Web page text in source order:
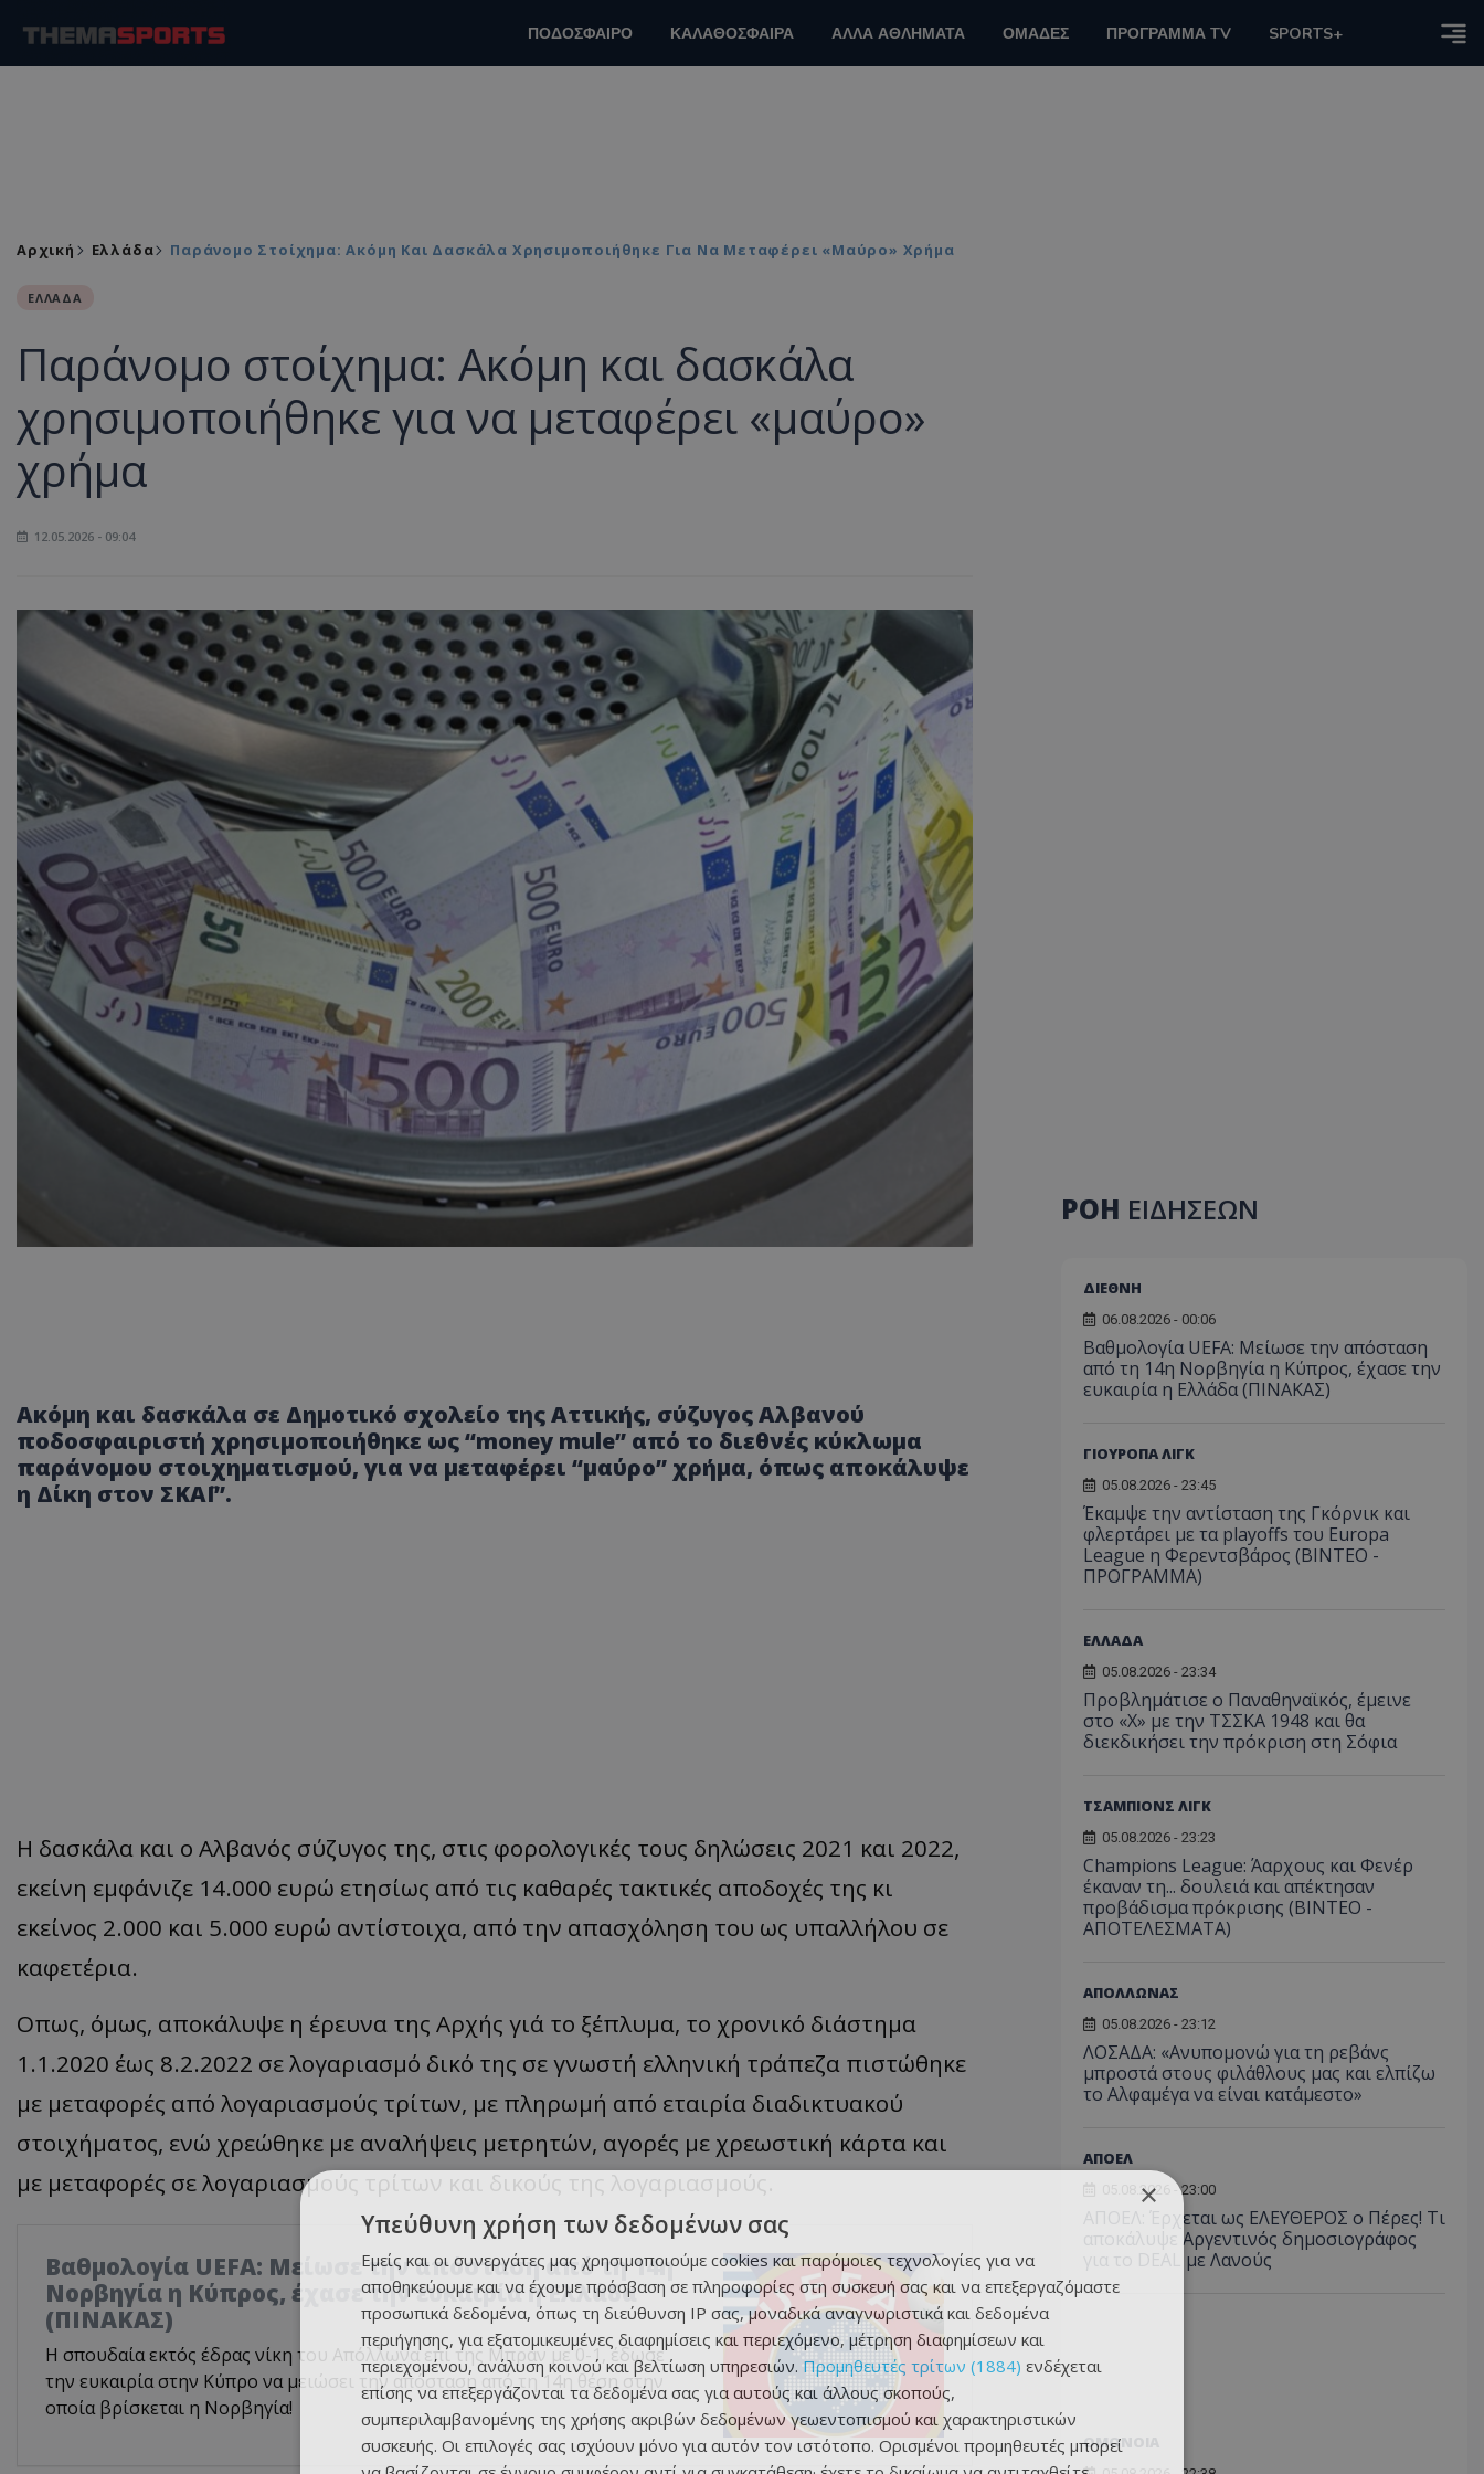
ΠΟΔΟΣΦΑΙΡΟ ΚΑΛΑΘΟΣΦΑΙΡΑ ΑΛΛΑ ΑΘΛΗΜΑΤΑ ΟΜΑΔΕΣ ΠΡΟΓΡΑΜΜΑ TV SPORTS+
Αρχική Ελλάδα Παράνομο Στοίχημα: Ακόμη Και Δασκάλα Χρησιμοποιήθηκε Για Να Μεταφέρει «μαύρο» Χρήμα
ΕΛΛΑΔΑ
Παράνομο στοίχημα: Ακόμη και δασκάλα
χρησιμοποιήθηκε για να μεταφέρει «μαύρο»
χρήμα
12.05.2026 - 09:04
Ακόμη και δασκάλα σε Δημοτικό σχολείο της Αττικής, σύζυγος Αλβανού
ποδοσφαιριστή χρησιμοποιήθηκε ως “money mule” από το διεθνές κύκλωμα
παράνομου στοιχηματισμού, για να μεταφέρει “μαύρο” χρήμα, όπως αποκάλυψε
η Δίκη στον ΣΚΑΪ”.
Η δασκάλα και ο Αλβανός σύζυγος της, στις φορολογικές τους δηλώσεις 2021 και 2022,
εκείνη εμφάνιζε 14.000 ευρώ ετησίως από τις καθαρές τακτικές αποδοχές της κι
εκείνος 2.000 και 5.000 ευρώ αντίστοιχα, από την απασχόληση του ως υπαλλήλου σε
καφετέρια.
Οπως, όμως, αποκάλυψε η έρευνα της Αρχής γιά το ξέπλυμα, το χρονικό διάστημα
1.1.2020 έως 8.2.2022 σε λογαριασμό δικό της σε γνωστή ελληνική τράπεζα πιστώθηκε
με μεταφορές από λογαριασμούς τρίτων, με πληρωμή από εταιρία διαδικτυακού
στοιχήματος, ενώ χρεώθηκε με αναλήψεις μετρητών, αγορές με χρεωστική κάρτα και
με μεταφορές σε λογαριασμούς τρίτων και δικούς της λογαριασμούς.
Βαθμολογία UEFA: Μείωσε την απόσταση από τη 14η
Νορβηγία η Κύπρος, έχασε την ευκαιρία η Ελλάδα
(ΠΙΝΑΚΑΣ)
Η σπουδαία εκτός έδρας νίκη του Απόλλωνα επί της Μπραν με 0-1, έδωσε
την ευκαιρία στην Κύπρο να μειώσει την απόσταση από τη 14η θέση στην
οποία βρίσκεται η Νορβηγία!
ΡΟΗ ΕΙΔΗΣΕΩΝ
ΔΙΕΘΝΗ
06.08.2026 - 00:06
Βαθμολογία UEFA: Μείωσε την απόσταση
από τη 14η Νορβηγία η Κύπρος, έχασε την
ευκαιρία η Ελλάδα (ΠΙΝΑΚΑΣ)
ΓΙΟΥΡΟΠΑ ΛΙΓΚ
05.08.2026 - 23:45
Έκαμψε την αντίσταση της Γκόρνικ και
φλερτάρει με τα playoffs του Europa
League η Φερεντσβάρος (ΒΙΝΤΕΟ -
ΠΡΟΓΡΑΜΜΑ)
ΕΛΛΑΔΑ
05.08.2026 - 23:34
Προβλημάτισε ο Παναθηναϊκός, έμεινε
στο «Χ» με την ΤΣΣΚΑ 1948 και θα
διεκδικήσει την πρόκριση στη Σόφια
ΤΣΑΜΠΙΟΝΣ ΛΙΓΚ
05.08.2026 - 23:23
Champions League: Άαρχους και Φενέρ
έκαναν τη... δουλειά και απέκτησαν
προβάδισμα πρόκρισης (ΒΙΝΤΕΟ -
ΑΠΟΤΕΛΕΣΜΑΤΑ)
ΑΠΟΛΛΩΝΑΣ
05.08.2026 - 23:12
ΛΟΣΑΔΑ: «Ανυπομονώ για τη ρεβάνς
μπροστά στους φιλάθλους μας και ελπίζω
το Αλφαμέγα να είναι κατάμεστο»
ΑΠΟΕΛ
05.08.2026 - 23:00
ΑΠΟΕΛ: Έρχεται ως ΕΛΕΥΘΕΡΟΣ ο Πέρες! Τι
αποκάλυψε Αργεντινός δημοσιογράφος
για το DEAL με Λανούς
ΟΜΟΝΟΙΑ
×
Υπεύθυνη χρήση των δεδομένων σας
Εμείς και οι συνεργάτες μας χρησιμοποιούμε cookies και παρόμοιες τεχνολογίες για να
αποθηκεύουμε και να έχουμε πρόσβαση σε πληροφορίες στη συσκευή σας και να επεξεργαζόμαστε
προσωπικά δεδομένα, όπως τη διεύθυνση IP σας, μοναδικά αναγνωριστικά και δεδομένα
περιήγησης, για εξατομικευμένες διαφημίσεις και περιεχόμενο, μέτρηση διαφημίσεων και
περιεχομένου, ανάλυση κοινού και βελτίωση υπηρεσιών. Προμηθευτές τρίτων (1884) ενδέχεται
επίσης να επεξεργάζονται τα δεδομένα σας για αυτούς και άλλους σκοπούς,
συμπεριλαμβανομένης της χρήσης ακριβών δεδομένων γεωεντοπισμού και χαρακτηριστικών
συσκευής. Οι επιλογές σας ισχύουν μόνο για αυτόν τον ιστότοπο. Ορισμένοι προμηθευτές μπορεί